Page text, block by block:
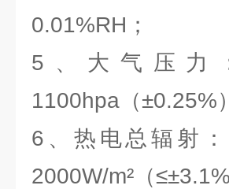
0.01%RH；
5、大气压力
1100hpa（±0.25%
6、热电总辐射
2000W/m²（